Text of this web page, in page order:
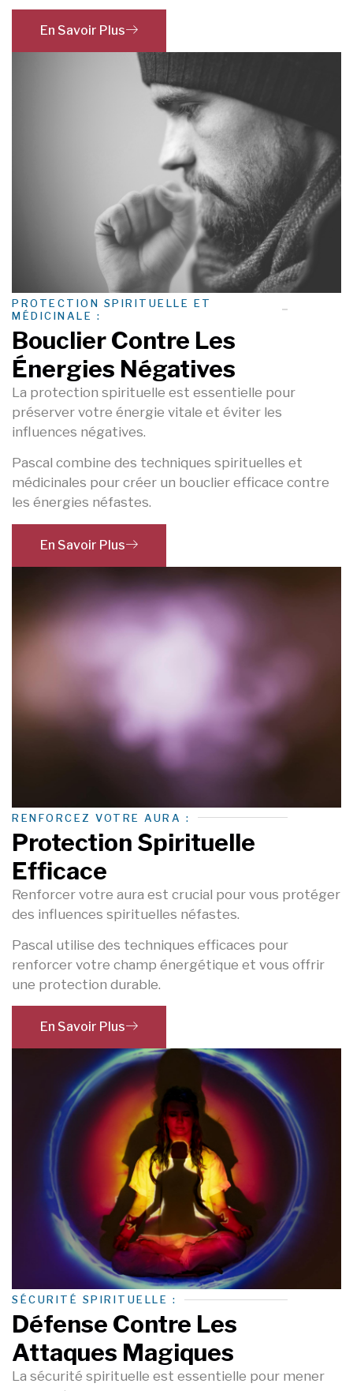
En Savoir Plus
PROTECTION SPIRITUELLE ET
MÉDICINALE :
Bouclier Contre Les
Énergies Négatives
La protection spirituelle est essentielle pour
préserver votre énergie vitale et éviter les
influences négatives.
Pascal combine des techniques spirituelles et
médicinales pour créer un bouclier efficace contre
les énergies néfastes.
En Savoir Plus
RENFORCEZ VOTRE AURA :
Protection Spirituelle
Efficace
Renforcer votre aura est crucial pour vous protéger
des influences spirituelles néfastes.
Pascal utilise des techniques efficaces pour
renforcer votre champ énergétique et vous offrir
une protection durable.
En Savoir Plus
SÉCURITÉ SPIRITUELLE :
Défense Contre Les
Attaques Magiques
La sécurité spirituelle est essentielle pour mener